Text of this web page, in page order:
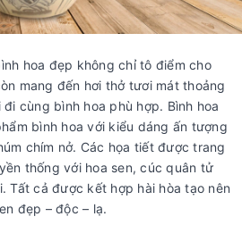
hoa đẹp không chỉ tô điểm cho
mang đến hơi thở tươi mát thoảng
cùng bình hoa phù hợp. Bình hoa
bình hoa với kiểu dáng ấn tượng
chím nở. Các họa tiết được trang
thống với hoa sen, cúc quân tử
Tất cả được kết hợp hài hòa tạo nên
đẹp – độc – lạ.